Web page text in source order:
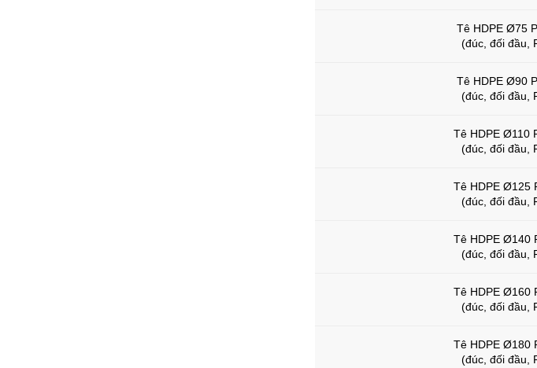
Tê HDPE Ø75
(đúc, đối đầu,
Tê HDPE Ø90
(đúc, đối đầu,
Tê HDPE Ø110
(đúc, đối đầu,
Tê HDPE Ø125
(đúc, đối đầu,
Tê HDPE Ø140
(đúc, đối đầu,
Tê HDPE Ø160
(đúc, đối đầu,
Tê HDPE Ø180
(đúc, đối đầu,